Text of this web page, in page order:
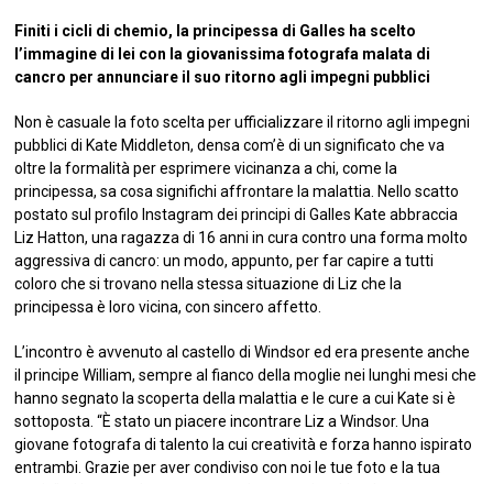
Finiti i cicli di chemio, la principessa di Galles ha scelto
l’immagine di lei con la giovanissima fotografa malata di
cancro per annunciare il suo ritorno agli impegni pubblici
Non è casuale la foto scelta per ufficializzare il ritorno agli impegni
pubblici di Kate Middleton, densa com’è di un significato che va
oltre la formalità per esprimere vicinanza a chi, come la
principessa, sa cosa significhi affrontare la malattia. Nello scatto
postato sul profilo Instagram dei principi di Galles Kate abbraccia
Liz Hatton, una ragazza di 16 anni in cura contro una forma molto
aggressiva di cancro: un modo, appunto, per far capire a tutti
coloro che si trovano nella stessa situazione di Liz che la
principessa è loro vicina, con sincero affetto.
L’incontro è avvenuto al castello di Windsor ed era presente anche
il principe William, sempre al fianco della moglie nei lunghi mesi che
hanno segnato la scoperta della malattia e le cure a cui Kate si è
sottoposta. “È stato un piacere incontrare Liz a Windsor. Una
giovane fotografa di talento la cui creatività e forza hanno ispirato
entrambi. Grazie per aver condiviso con noi le tue foto e la tua